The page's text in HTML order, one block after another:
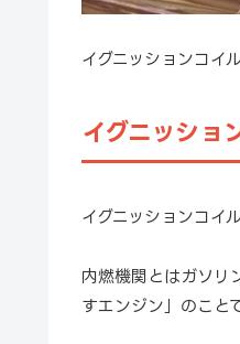
イグニッションコイ
イグニッショ
イグニッションコイ
内燃機関とはガソリ
すエンジン」のことで